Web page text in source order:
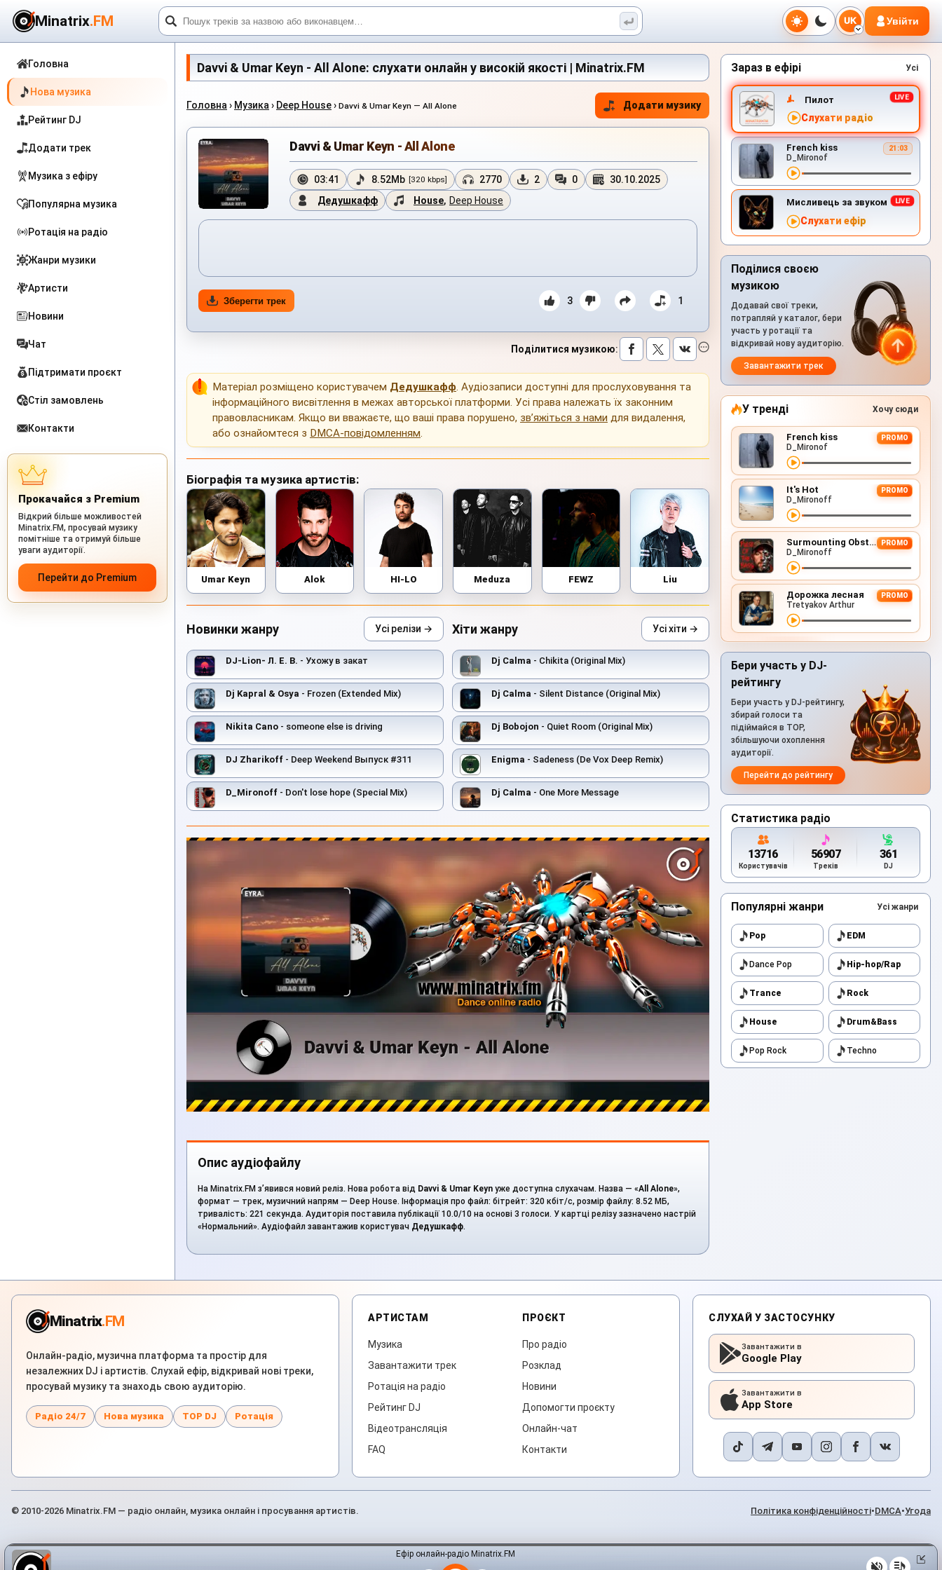
Minatrix.FM UK Увійти
Головна
Нова музика
Рейтинг DJ
Додати трек
Музика з ефіру
Популярна музика
Ротація на радіо
Жанри музики
Артисти
Новини
Чат
Підтримати проєкт
Стіл замовлень
Контакти
Прокачайся з Premium
Відкрий більше можливостей
Minatrix.FM, просувай музику
помітніше та отримуй більше
уваги аудиторії.
Перейти до Premium
Davvi & Umar Keyn - All Alone: слухати онлайн у високій якості | Minatrix.FM
Головна › Музика › Deep House› Davvi & Umar Keyn — All Alone Додати музику
Davvi & Umar Keyn - All Alone
03:41 8.52Mb [320 kbps] 2770 2 0
30.10.2025
Дедушкафф
House, Deep House
Зберегти трек 3 1
Поділитися музикою:
Матеріал розміщено користувачем Дедушкафф. Аудіозаписи доступні для прослуховування та
інформаційного висвітлення в межах авторської платформи. Усі права належать їх законним
правовласникам. Якщо ви вважаєте, що ваші права порушено, зв’яжіться з нами для видалення,
або ознайомтеся з DMCA-повідомленням.
Біографія та музика артистів:
Umar Keyn Alok HI-LO Meduza FEWZ Liu
Новинки жанру Усі релізи →
DJ-Lion- Л. Е. В. - Ухожу в закат
Dj Kapral & Osya - Frozen (Extended Mix)
Nikita Cano - someone else is driving
DJ Zharikoff - Deep Weekend Выпуск #311
D_Mironoff - Don't lose hope (Special Mix)
Хіти жанру Усі хіти →
Dj Calma - Chikita (Original Mix)
Dj Calma - Silent Distance (Original Mix)
Dj Bobojon - Quiet Room (Original Mix)
Enigma - Sadeness (De Vox Deep Remix)
Dj Calma - One More Message
Опис аудіофайлу
На Minatrix.FM з’явився новий реліз. Нова робота від Davvi & Umar Keyn уже доступна слухачам. Назва — «All Alone»,
формат — трек, музичний напрям — Deep House. Інформація про файл: бітрейт: 320 кбіт/с, розмір файлу: 8.52 МБ,
тривалість: 221 секунда. Аудиторія поставила публікації 10.0/10 на основі 3 голоси. У картці релізу зазначено настрій
«Нормальний». Аудіофайл завантажив користувач Дедушкафф.
Зараз в ефірі Усі
Пилот
Слухати радіо
French kiss 21:03
D_Mironof
Мисливець за звуком
Слухати ефір
Поділися своєю
музикою
Додавай свої треки,
потрапляй у каталог, бери
участь у ротації та
відкривай нову аудиторію.
Завантажити трек
У тренді Хочу сюди
French kiss PROMO
D_Mironof
It's Hot PROMO
D_Mironoff
Surmounting Obstacles (D&B Remix) PROMO
D_Mironoff
Дорожка лесная PROMO
Tretyakov Arthur
Бери участь у DJ-
рейтингу
Бери участь у DJ-рейтингу,
збирай голоси та
підіймайся в TOP,
збільшуючи охоплення
аудиторії.
Перейти до рейтингу
Статистика радіо
13716
Користувачів
56907
Треків
361
DJ
Популярні жанри Усі жанри
Pop EDM
Dance Pop Hip-hop/Rap
Trance Rock
House Drum&Bass
Pop Rock Techno
Minatrix.FM
Онлайн-радіо, музична платформа та простір для
незалежних DJ і артистів. Слухай ефір, відкривай нові треки,
просувай музику та знаходь свою аудиторію.
Радіо 24/7 Нова музика TOP DJ Ротація
АРТИСТАМ
Музика
Завантажити трек
Ротація на радіо
Рейтинг DJ
Відеотрансляція
FAQ
ПРОЄКТ
Про радіо
Розклад
Новини
Допомогти проєкту
Онлайн-чат
Контакти
СЛУХАЙ У ЗАСТОСУНКУ
Завантажити в
Google Play
Завантажити в
App Store
© 2010-2026 Minatrix.FM — радіо онлайн, музика онлайн і просування артистів. Політика конфіденційності•DMCA•Угода
Ефір онлайн-радіо Minatrix.FM